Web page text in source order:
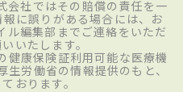
会社ではその賠償の責任を一
に誤りがある場合には、お
ル編集部までご連絡をいただ
いたします。
健康保険証利用可能な医療機
労働省の情報提供のもと、
おります。